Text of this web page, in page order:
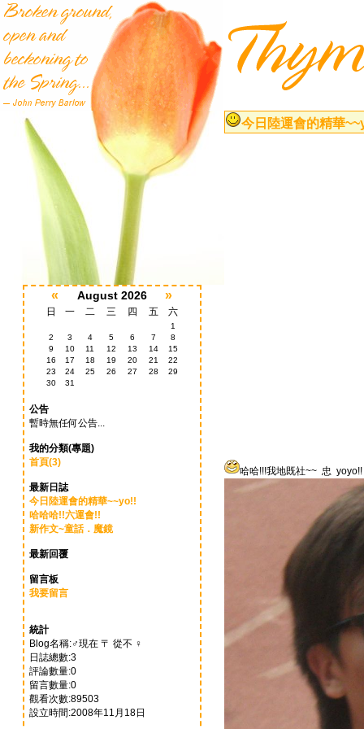
« August 2026 »
日 一 二 三 四 五 六
1
2
3 4 5 6 7
8
9
10 11 12 13 14
15
16
17 18 19 20 21
22
23
24 25 26 27 28
29
30
31
公告
暫時無任何公告...
我的分類(專題)
首頁(3)
最新日誌
今日陸運會的精華~~yo!!
哈哈哈!!六運會!!
新作文~童話．魔鏡
最新回覆
留言板
我要留言
統計
Blog名稱:♂現在 〒 從不 ♀
日誌總數:3
評論數量:0
留言數量:0
觀看次數:89503
設立時間:2008年11月18日
今日陸運會的精華
哈哈!!!我地既社~~ 忠 yoyo!!